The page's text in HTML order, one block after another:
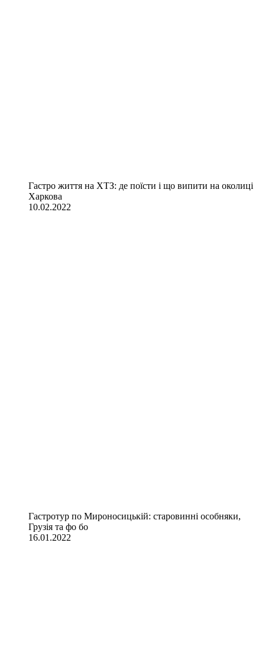
Гастро життя на ХТЗ: де поїсти і що випити на околиці
Харкова
10.02.2022
Гастротур по Мироносицькій: старовинні особняки,
Грузія та фо бо
16.01.2022